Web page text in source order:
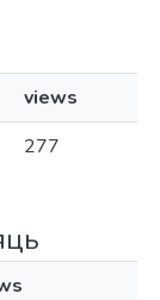
views
277